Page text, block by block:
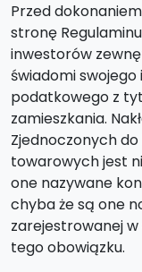
Przed
stronę
inwestorów
świadomi
podatkowego z
zamieszkania.
Zjednoczonych
towarowych jest
one nazywane
chyba że są one
zarejestrowanej w
tego obowiązku.